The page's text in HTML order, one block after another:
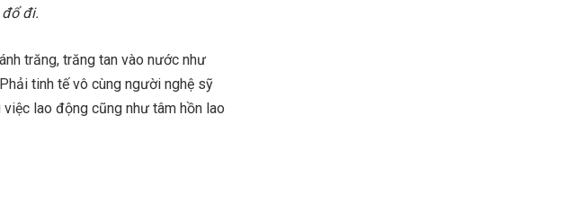
đi.
trăng, trăng tan vào nước như
tinh tế vô cùng người nghệ sỹ
lao động cũng như tâm hồn lao